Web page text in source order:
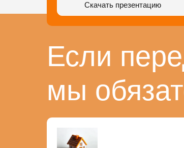
Скачать презентацию
Если
мы